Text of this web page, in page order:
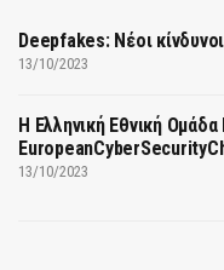
Deepfakes: Νέοι
13/10/2023
Η Ελληνική Εθνική
13/10/2023